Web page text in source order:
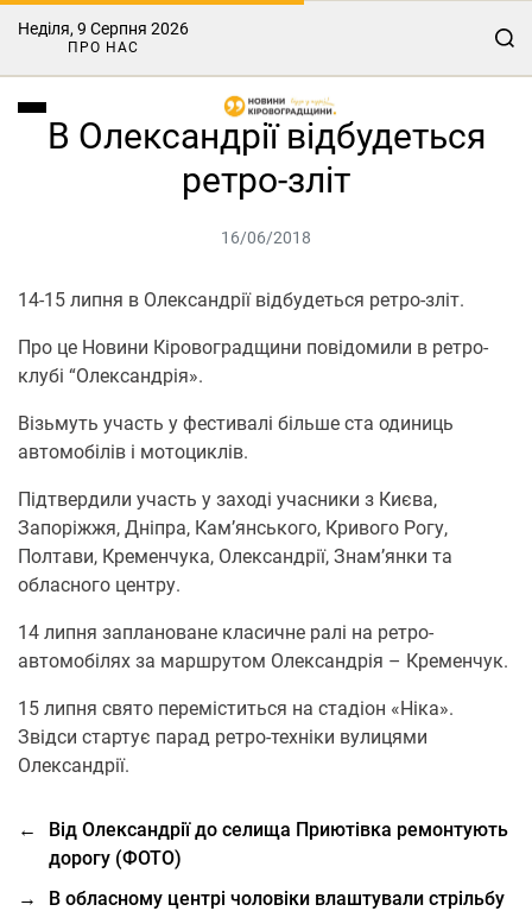
Неділя, 9 Серпня 2026
ПРО НАС
В Олександрії відбудеться
ретро-зліт
16/06/2018
14-15 липня в Олександрії відбудеться ретро-зліт.
Про це Новини Кіровоградщини повідомили в ретро-
клубі “Олександрія».
Візьмуть участь у фестивалі більше ста одиниць
автомобілів і мотоциклів.
Підтвердили участь у заході учасники з Києва,
Запоріжжя, Дніпра, Кам’янського, Кривого Рогу,
Полтави, Кременчука, Олександрії, Знам’янки та
обласного центру.
14 липня заплановане класичне ралі на ретро-
автомобілях за маршрутом Олександрія – Кременчук.
15 липня свято переміститься на стадіон «Ніка».
Звідси стартує парад ретро-техніки вулицями
Олександрії.
←
Від Олександрії до селища Приютівка ремонтують
дорогу (ФОТО)
→
В обласному центрі чоловіки влаштували стрільбу